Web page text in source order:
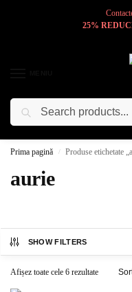
25%
Prima pagină / Produse etichetate
aurie
SHOW FILTERS
Afișez toate cele 6 rezultate